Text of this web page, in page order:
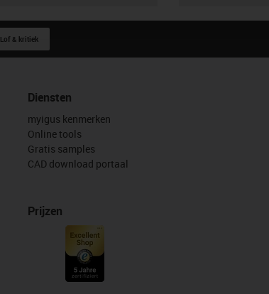
Lof & kritiek
Diensten
myigus kenmerken
Online tools
Gratis samples
CAD download portaal
Prijzen